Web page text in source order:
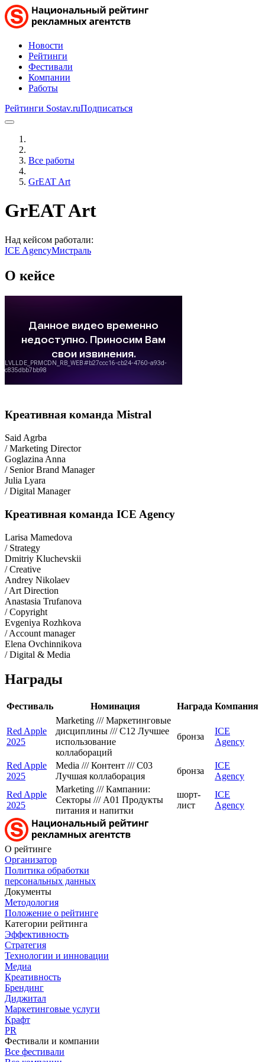
Новости
Рейтинги
Фестивали
Компании
Работы
Рейтинги Sostav.ruПодписаться
Все работы
GrEAT Art
GrEAT Art
Над кейсом работали:
ICE AgencyМистраль
О кейсе
Креативная команда Mistral
Said Agrba
/ Marketing Director
Goglazina Anna
/ Senior Brand Manager
Julia Lyara
/ Digital Manager
Креативная команда ICE Agency
Larisa Mamedova
/ Strategy
Dmitriy Kluchevskii
/ Creative
Andrey Nikolaev
/ Art Direction
Anastasia Trufanova
/ Copyright
Evgeniya Rozhkova
/ Account manager
Elena Ovchinnikova
/ Digital & Media
Награды
Фестиваль Номинация Награда Компания
Red Apple
2025
Marketing /// Маркетинговые
дисциплины /// C12 Лучшее
использование
коллабораций
бронза
ICE
Agency
Red Apple
2025
Media /// Контент /// C03
Лучшая коллаборация
бронза
ICE
Agency
Red Apple
2025
Marketing /// Кампании:
Секторы /// A01 Продукты
питания и напитки
шорт-
лист
ICE
Agency
О рейтинге
Организатор
Политика обработки
персональных данных
Документы
Методология
Положение о рейтинге
Категории рейтинга
Эффективность
Стратегия
Технологии и инновации
Медиа
Креативность
Брендинг
Диджитал
Маркетинговые услуги
Крафт
PR
Фестивали и компании
Все фестивали